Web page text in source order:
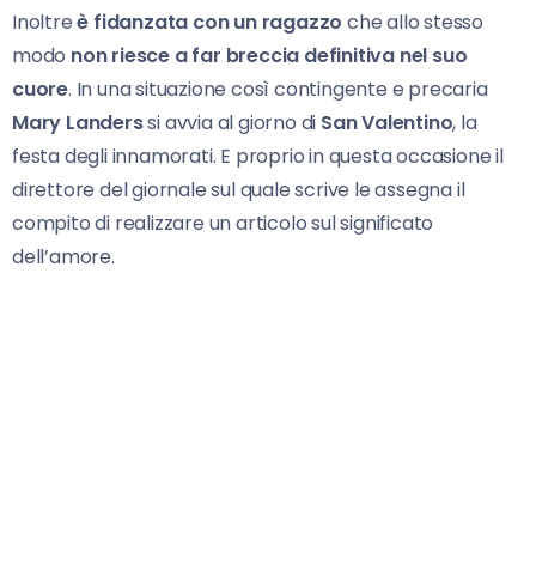
Inoltreè fidanzata con un ragazzo che allo stesso
modo non riesce a far breccia definitiva nel suo
cuore. In una situazione così contingente e precaria
Mary Landerssi avvia al giorno di San Valentino, la
festa degli innamorati. E proprio in questa occasione il
direttore del giornale sul quale scrive le assegna il
compito di realizzare un articolo sul significato
dell’amore.